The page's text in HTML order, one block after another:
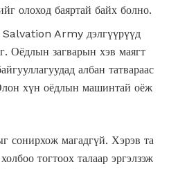
олоход баяртай байх болно.
Army дэлгүүрүүд
Оёдлын загварын хэв маягт
албан татвараас
хүн оёдлын машинтай оёж
сонирхож магадгүй. Хэрэв та
тогтоох талаар эргэлзэж